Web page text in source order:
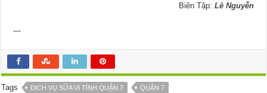
Biên Tập: Lê Nguyễn
—
Tags DỊCH VỤ SỬA VI TÍNH QUẬN 7
QUẬN 7